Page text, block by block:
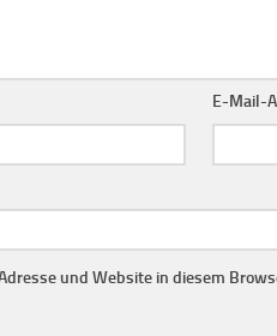
E-Mail-
und Website in diesem